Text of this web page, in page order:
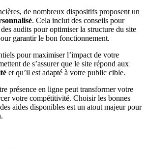
de nombreux dispositifs proposent un
. Cela inclut des conseils pour
audits pour optimiser la structure du site
garantir le bon fonctionnement.
pour maximiser l’impact de votre
de s’assurer que le site répond aux
et qu’il est adapté à votre public cible.
présence en ligne peut transformer votre
votre compétitivité. Choisir les bonnes
aides disponibles est un atout majeur pour
.